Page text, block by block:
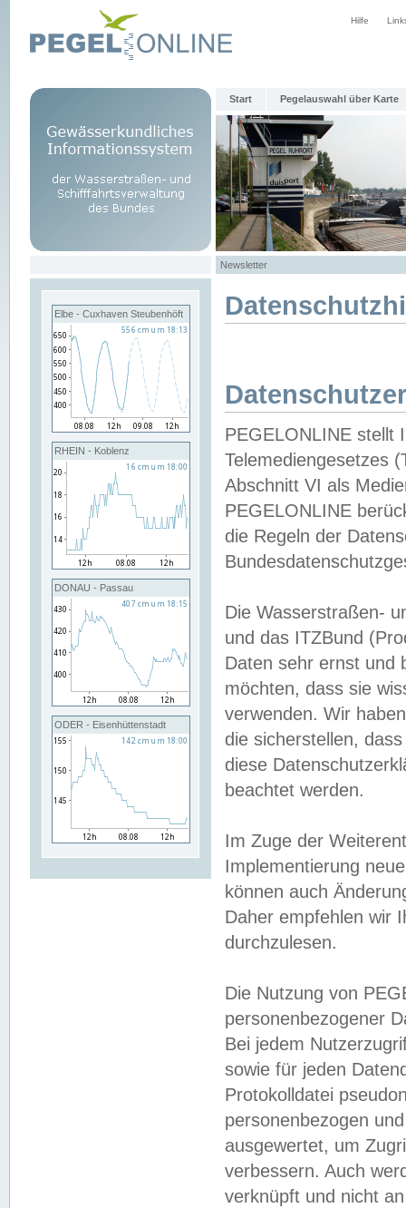
Hilfe
Start Pegelauswahl über Karte
Newsletter
Elbe - Cuxhaven Steubenhöft
RHEIN - Koblenz
DONAU - Passau
ODER - Eisenhüttenstadt
PEGELONLINE stellt
Telemediengesetzes
Abschnitt VI als
PEGELONLINE
die Regeln der
Die Wasserstraßen-
und das ITZBund
Daten sehr ernst und
möchten, dass sie
verwenden. Wir
die sicherstellen,
diese
beachtet werden.
Im Zuge der
Implementierung
können auch
Daher empfehlen wir
durchzulesen.
Die Nutzung von
personenbezogener
Bei jedem
sowie für jeden
Protokolldatei
personenbezogen
ausgewertet, um
verbessern. Auch
verknüpft und nicht